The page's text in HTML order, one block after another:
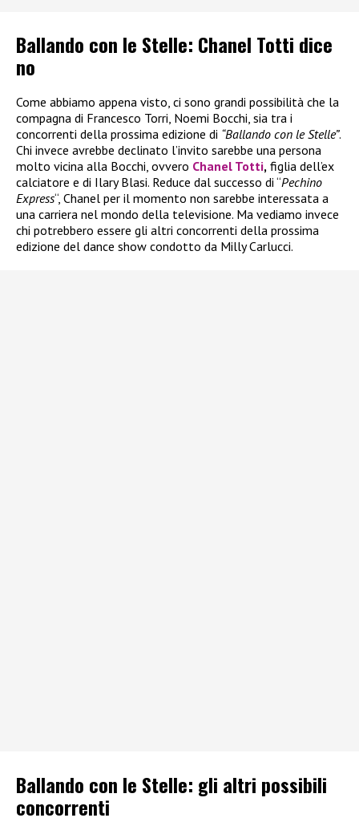
Ballando con le Stelle: Chanel Totti dice
no
Come abbiamo appena visto, ci sono grandi possibilità che la
compagna di Francesco Torri, Noemi Bocchi, sia tra i
concorrenti della prossima edizione di “Ballando con le Stelle”.
Chi invece avrebbe declinato l’invito sarebbe una persona
molto vicina alla Bocchi, ovvero Chanel Totti, figlia dell’ex
calciatore e di Ilary Blasi. Reduce dal successo di “Pechino
Express“, Chanel per il momento non sarebbe interessata a
una carriera nel mondo della televisione. Ma vediamo invece
chi potrebbero essere gli altri concorrenti della prossima
edizione del dance show condotto da Milly Carlucci.
Ballando con le Stelle: gli altri possibili
concorrenti